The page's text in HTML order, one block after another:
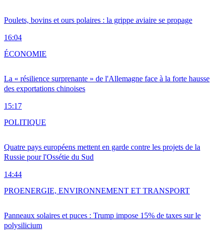
Poulets, bovins et ours polaires : la grippe aviaire se propage
16:04
La « résilience surprenante » de l'Allemagne face à la forte hausse
des exportations chinoises
15:17
ÉCONOMIE
Quatre pays européens mettent en garde contre les projets de la
Russie pour l'Ossétie du Sud
14:44
POLITIQUE
Panneaux solaires et puces : Trump impose 15% de taxes sur le
polysilicium
PROENERGIE, ENVIRONNEMENT ET TRANSPORT